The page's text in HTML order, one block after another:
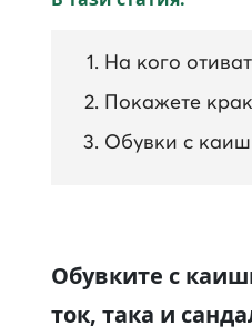
На кого
Покажете
Обувки с
Обувките с
ток, така и